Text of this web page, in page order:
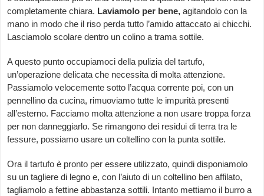
completamente chiara. Laviamolo per bene,agitandolo con la
mano in modo che il riso perda tutto l’amido attaccato ai chicchi.
Lasciamolo scolare dentro un colino a trama sottile.
A questo punto occupiamoci della pulizia del tartufo,
un’operazione delicata che necessita di molta attenzione.
Passiamolo velocemente sotto l’acqua corrente poi, con un
pennellino da cucina, rimuoviamo tutte le impurità presenti
all’esterno. Facciamo molta attenzione a non usare troppa forza
per non danneggiarlo. Se rimangono dei residui di terra tra le
fessure, possiamo usare un coltellino con la punta sottile.
Ora il tartufo è pronto per essere utilizzato, quindi disponiamolo
su un tagliere di legno e, con l’aiuto di un coltellino ben affilato,
tagliamolo a fettine abbastanza sottili. Intanto mettiamo il burro a